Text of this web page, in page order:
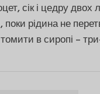
сік і цедру
поки рідина не
в сиропі –